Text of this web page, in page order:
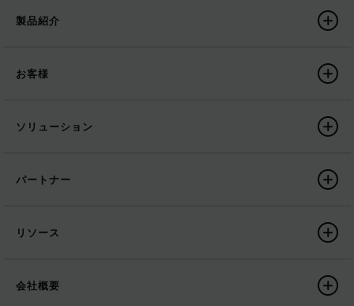
製品紹介
お客様
ソリューション
パートナー
リソース
会社概要